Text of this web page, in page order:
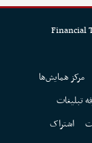
مرکز همایش‌ها
تبلیغات
اشتراک